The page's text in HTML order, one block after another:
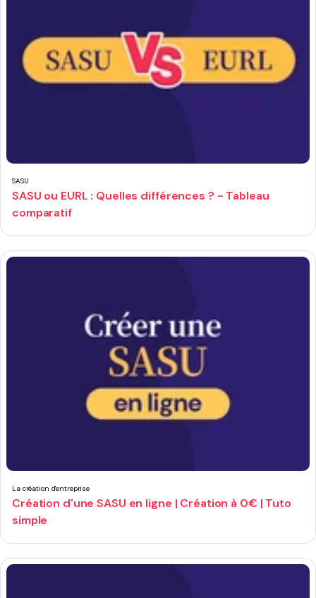
SASU
SASU ou EURL : Quelles différences ? - Tableau
comparatif
La création d'entreprise
Création d'une SASU en ligne | Création à 0€ | Tuto
simple